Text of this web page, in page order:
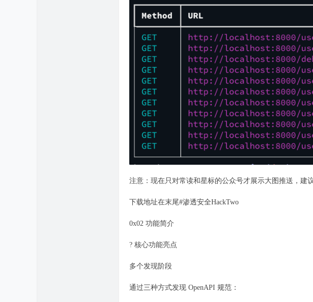
注意：现在只对常读和星标的公众号才展示大图推送，建
下载地址在末尾#渗透安全HackTwo
0x02 功能简介
? 核心功能亮点
多个发现阶段
通过三种方式发现 OpenAPI 规范：